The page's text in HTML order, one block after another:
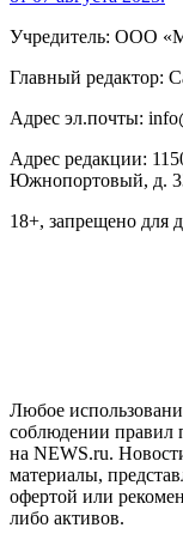
Учредитель: ООО
Главный редактор:
Адрес эл.почты:
Адрес редакции:
Южнопортовый, д.
18+, запрещено для
Любое
соблюдении правил
на NEWS.ru.
материалы,
офертой или
либо активов.